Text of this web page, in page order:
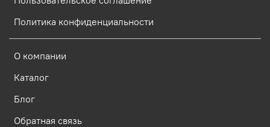
Политика конфиденциальности
О компании
Каталог
Блог
Обратная связь